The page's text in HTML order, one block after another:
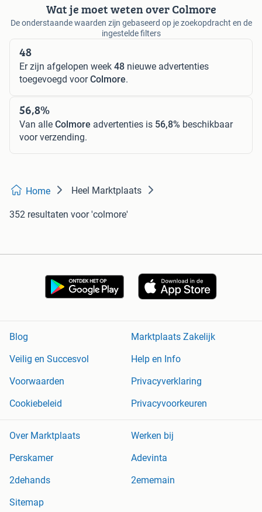
Wat je moet weten over Colmore
De onderstaande waarden zijn gebaseerd op je zoekopdracht en de
ingestelde filters
48
Er zijn afgelopen week 48 nieuwe advertenties
toegevoegd voorColmore.
56,8%
Van alle Colmore advertenties is 56,8% beschikbaar
voor verzending.
Home Heel Marktplaats
352 resultaten voor 'colmore'
Blog
Marktplaats Zakelijk
Veilig en Succesvol
Help en Info
Voorwaarden
Privacyverklaring
Cookiebeleid
Privacyvoorkeuren
Over Marktplaats
Werken bij
Perskamer
Adevinta
2dehands
2ememain
Sitemap